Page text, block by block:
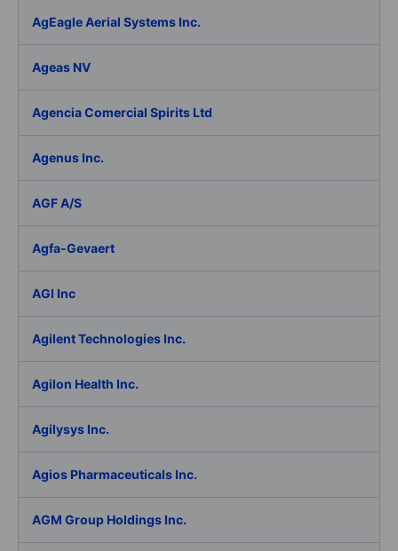
AgEagle Aerial Systems Inc.
Ageas NV
Agencia Comercial Spirits Ltd
Agenus Inc.
AGF A/S
Agfa-Gevaert
AGI Inc
Agilent Technologies Inc.
Agilon Health Inc.
Agilysys Inc.
Agios Pharmaceuticals Inc.
AGM Group Holdings Inc.